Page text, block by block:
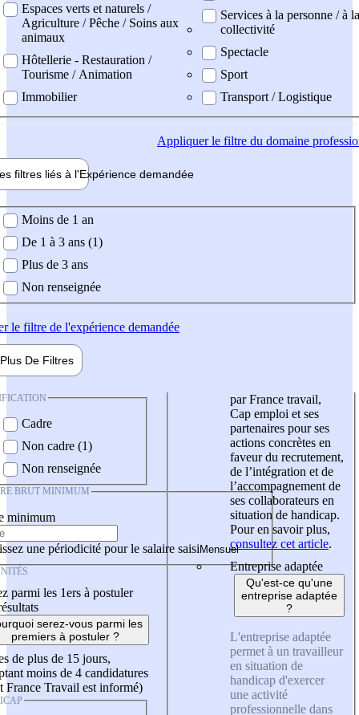
Espaces verts et naturels /
Agriculture / Pêche / Soins aux
animaux
Hôtellerie - Restauration /
Tourisme / Animation
Immobilier
Services à la personne / à la
collectivité
Spectacle
Sport
Transport / Logistique
Appliquerle filtre du domaine
filtres liés à l'Expérience demandée
demandée
Moins de 1 an
De 1 à 3 ans (1)
Plus de 3 ans
Non renseignée
le filtre de l'expérience demandée
Plus De Filtres
Cadre
Non cadre (1)
Non renseignée
BRUT MINIMUM
minimum
une périodicité pour le salaire saisi
parmi les 1ers à postuler
serez-vous parmi les
premiers à postuler ?
de plus de 15 jours,
moins de 4 candidatures
France Travail est informé)
par France travail,
Cap emploi et ses
partenaires pour ses
actions concrètes en
faveur du recrutement,
de l’intégration et de
l’accompagnement de
ses collaborateurs en
situation de handicap.
Pour en savoir plus,
consultez cet article.
Entreprise adaptée
Qu'est-ce qu'une
entreprise adaptée
?
L'entreprise adaptée
permet à un travailleur
en situation de
handicap d'exercer
une activité
professionnelle dans